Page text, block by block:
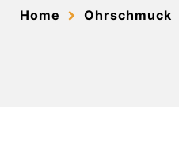
Home Ohrschmuck